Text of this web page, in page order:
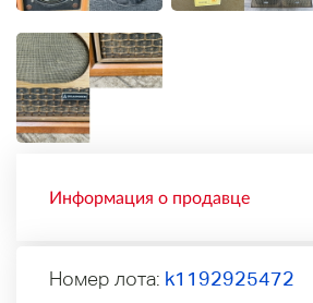
Информация о продавце
Номер лота: k1192925472